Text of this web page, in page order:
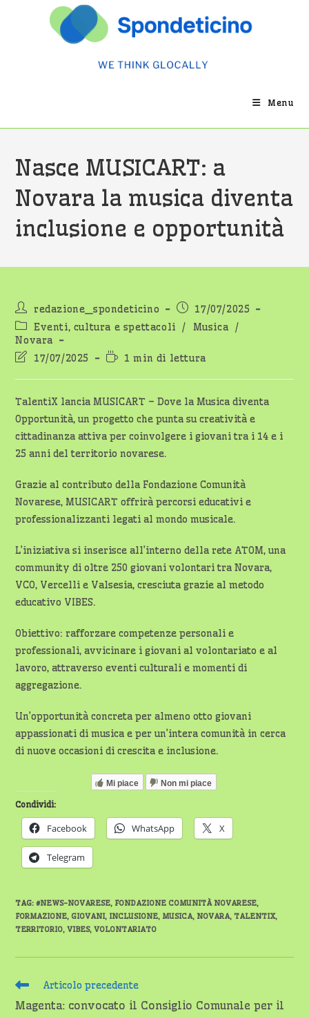
Menu
Nasce MUSICART: a
Novara la musica diventa
inclusione e opportunità
Autore
dell'articolo:
redazione_spondeticino
Articolo
pubblicato:
17/07/2025
Categoria
dell'articolo:
Eventi, cultura e spettacoli / Musica /
Novara
Ultima
dell'articolo:
17/07/2025
Tempo
lettura:
1 min di lettura
TalentiX lancia MUSICART – Dove la Musica diventa
Opportunità, un progetto che punta su creatività e
cittadinanza attiva per coinvolgere i giovani tra i 14 e i
25 anni del territorio novarese.
Grazie al contributo della Fondazione Comunità
Novarese, MUSICART offrirà percorsi educativi e
professionalizzanti legati al mondo musicale.
L’iniziativa si inserisce all’interno della rete ATOM, una
community di oltre 250 giovani volontari tra Novara,
VCO, Vercelli e Valsesia, cresciuta grazie al metodo
educativo VIBES.
Obiettivo: rafforzare competenze personali e
professionali, avvicinare i giovani al volontariato e al
lavoro, attraverso eventi culturali e momenti di
aggregazione.
Un’opportunità concreta per almeno otto giovani
appassionati di musica e per un’intera comunità in cerca
di nuove occasioni di crescita e inclusione.
Mi piace Non mi piace
Condividi:
Facebook WhatsApp X
Telegram
TAG:#NEWS-NOVARESE, FONDAZIONE COMUNITÀ NOVARESE,
FORMAZIONE, GIOVANI, INCLUSIONE, MUSICA, NOVARA, TALENTIX,
TERRITORIO, VIBES, VOLONTARIATO
Leggi
articoli
Articolo precedente
Magenta: convocato il Consiglio Comunale per il